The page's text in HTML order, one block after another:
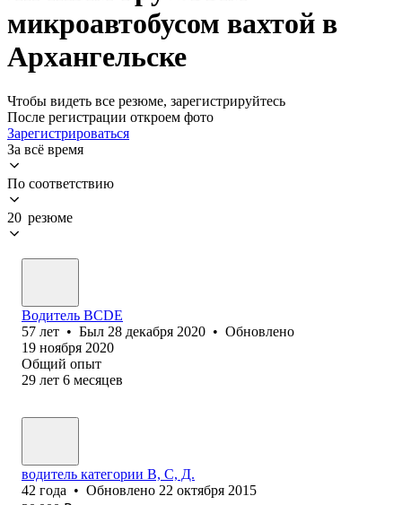
микроавтобусом вахтой в
Архангельске
Чтобы видеть все резюме, зарегистрируйтесь
После регистрации откроем фото
Зарегистрироваться
За всё время
По соответствию
20 резюме
Водитель BCDE
57 лет • Был 28 декабря 2020 • Обновлено
19 ноября 2020
Общий опыт
29 лет 6 месяцев
водитель категории В, С, Д.
42 года • Обновлено 22 октября 2015